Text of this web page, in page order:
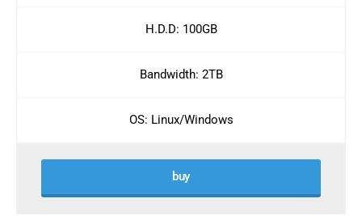
H.D.D: 100GB
Bandwidth: 2TB
OS: Linux/Windows
buy